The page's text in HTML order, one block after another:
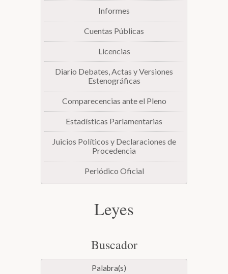
Informes
Cuentas Públicas
Licencias
Diario Debates, Actas y Versiones
Estenográficas
Comparecencias ante el Pleno
Estadísticas Parlamentarias
Juicios Políticos y Declaraciones de
Procedencia
Periódico Oficial
Leyes
Buscador
Palabra(s)